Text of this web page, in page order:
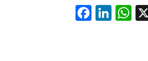
Fa
ce
Li
nk
W
ha